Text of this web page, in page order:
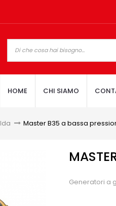
HOME CHI SIAMO
> Master B35 a bassa
Generatori a